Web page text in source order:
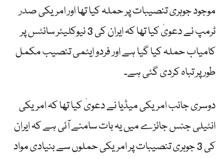
موجود جوہری تنصیبات پر حملہ کیا تھا اور امریکی صدر
ٹرمپ نے دعویٰ کیا تھا کہ ایران کی 3 نیوکلیئر سائٹس پر
کامیاب حملہ کیا گیا ہے اور فردو ایٹمی تنصیب مکمل
طور پر تباہ کردی گئی ہے۔
دوسری جانب امریکی میڈیا نے دعویٰ کیا تھا کہ امریکی
انٹیلی جنس جائزے میں یہ بات سامنے آئی ہے کہ ایران
کی 3 جوہری تنصیبات پر امریکی حملوں سے بنیادی مواد